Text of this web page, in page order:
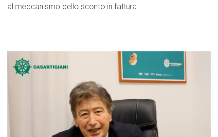
al meccanismo dello sconto in fattura.